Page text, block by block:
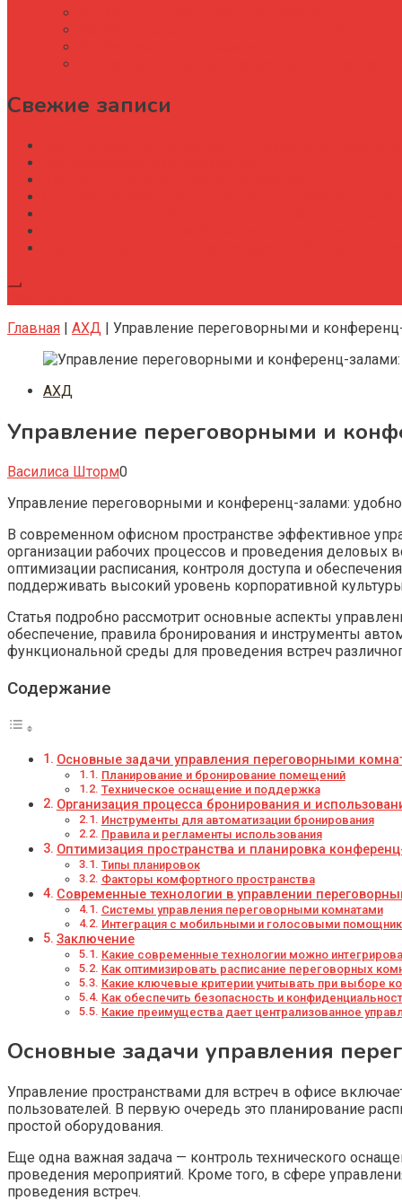
Свежие записи
Главная | АХД | Управление переговорными и
АХД
Управление переговорными и
Василиса Шторм0
Управление переговорными и конференц-залами:
В современном офисном пространстве эффективное
организации рабочих процессов и проведения деловых
оптимизации расписания, контроля доступа и
поддерживать высокий уровень корпоративной
Статья подробно рассмотрит основные аспекты
обеспечение, правила бронирования и инструменты
функциональной среды для проведения встреч
Содержание
Основные задачи управления переговорными
Планирование и бронирование помещений
Техническое оснащение и поддержка
Организация процесса бронирования и
Инструменты для автоматизации бронирования
Правила и регламенты использования
Оптимизация пространства и планировка
Типы планировок
Факторы комфортного пространства
Современные технологии в управлении
Системы управления переговорными комнатами
Интеграция с мобильными и голосовыми
Заключение
Какие современные технологии можно
Как оптимизировать расписание переговорных
Какие ключевые критерии учитывать при выборе
Как обеспечить безопасность и
Какие преимущества дает централизованное
Основные задачи управления
Управление пространствами для встреч в офисе
пользователей. В первую очередь это планирование
простой оборудования.
Еще одна важная задача — контроль технического
проведения мероприятий. Кроме того, в сфере
проведения встреч.